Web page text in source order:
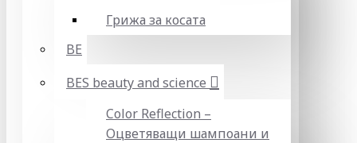
Грижа за косата
BE
BES beauty and science
Color Reflection –
Оцветяващи шампоани и